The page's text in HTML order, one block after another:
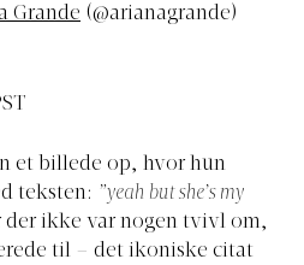
Grande (@arianagrande)
et billede op, hvor hun
teksten: ”yeah but she’s my
der ikke var nogen tvivl om,
til – det ikoniske citat